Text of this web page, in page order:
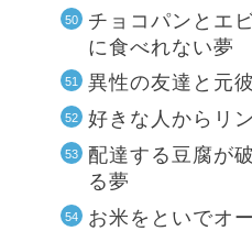
チョコパンとエ
に食べれない夢
異性の友達と元
好きな人からリ
配達する豆腐が
る夢
お米をといでオ